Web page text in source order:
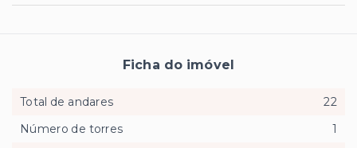
Ficha do imóvel
Total de andares
22
Número de torres
1